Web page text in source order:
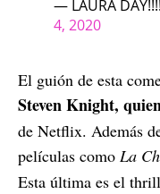
— LAURA
4, 2020
El guión de esta
Steven Knight,
de Netflix. Además
películas como La
Esta última es el